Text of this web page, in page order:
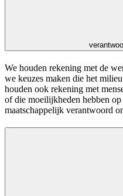
We houden rekening met de
we keuzes maken die het
houden ook rekening met
of die moeilijkheden hebben
maatschappelijk verantwoord